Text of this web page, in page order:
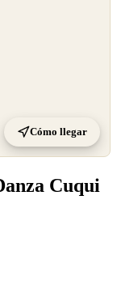
Cómo llegar
Cuqui